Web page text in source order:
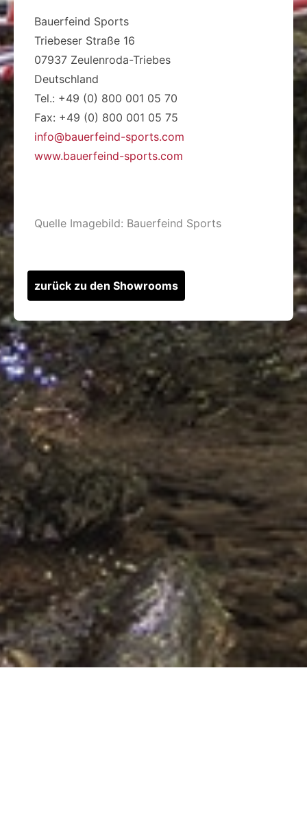
Bauerfeind Sports
Triebeser Straße 16
07937 Zeulenroda-Triebes
Deutschland
Tel.: +49 (0) 800 001 05 70
Fax: +49 (0) 800 001 05 75
info@bauerfeind-sports.com
www.bauerfeind-sports.com
Quelle Imagebild: Bauerfeind Sports
zurück zu den Showrooms